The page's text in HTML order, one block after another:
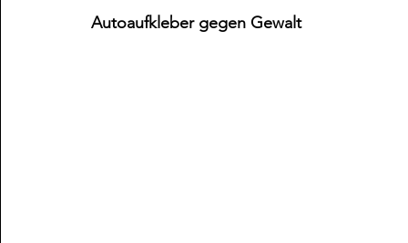
Autoaufkleber gegen Gewalt